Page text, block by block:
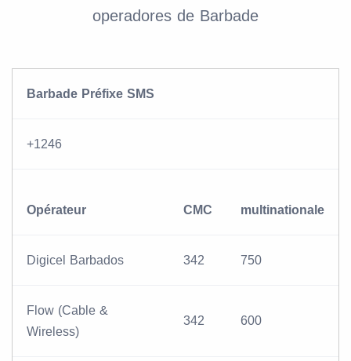
operadores de Barbade
Barbade Préfixe SMS
+1246
Opérateur CMC multinationale
Digicel Barbados 342 750
Flow (Cable &
Wireless)
342 600